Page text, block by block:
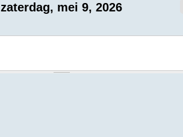
zaterdag, mei 9, 2026